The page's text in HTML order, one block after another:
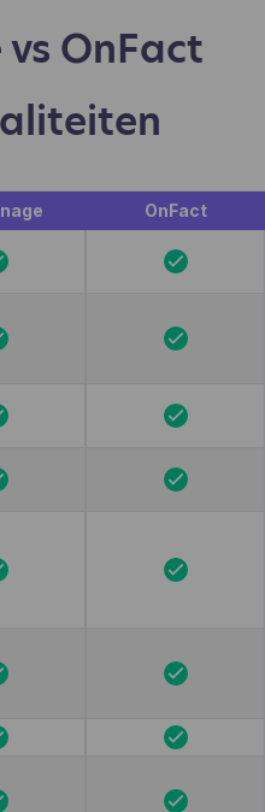
OnFact
OnFact